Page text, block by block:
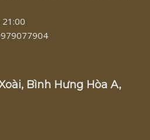
21:00